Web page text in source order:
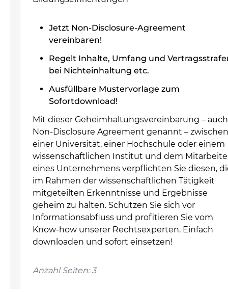
Jetzt Non-Disclosure-Agreement
vereinbaren!
Regelt Inhalte, Umfang und
bei Nichteinhaltung etc.
Ausfüllbare Mustervorlage zum
Sofortdownload!
Mit dieser Geheimhaltungsvereinbarung – auch
Non-Disclosure Agreement genannt – zwischen
einer Universität, einer Hochschule oder einem
wissenschaftlichen Institut und dem
eines Unternehmens verpflichten Sie diesen,
im Rahmen der wissenschaftlichen Tätigkeit
mitgeteilten Erkenntnisse und Ergebnisse
geheim zu halten. Schützen Sie sich vor
Informationsabfluss und profitieren Sie vom
Know-how unserer Rechtsexperten. Einfach
downloaden und sofort einsetzen!
Anzahl Seiten: 3